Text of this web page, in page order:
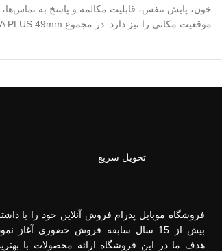
خون، پایش تنفس، قابلیت مکالمه و پاسخ به
موقعیت مکانی را نیز دارد. در مجموع S8 ULTRA PLUS 49mm را میتوان یک ساعت حرفه ایی دانست که میتواند اغلب کاربران را راضی نگه دارد لطفا جهت شارژ از اداپتور تک امپر تک امپر و غیر فست استفاده شود.
تحویل سریع
فروشگاه موبایل پدرام فروش آنلاین حود را با
بیش از 15 سال سابقه فروش حضوری آغاز
هدف ما در این فروشگاه ارائه محصولات با